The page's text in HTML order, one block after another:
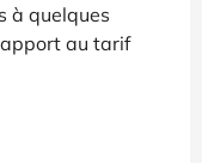
à quelques
au tarif